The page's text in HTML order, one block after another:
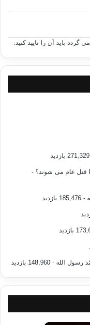
باید آن را تایید کنید.
قتل عام می شوند؟ -
- 185,476 بازدید
رسول الله - 148,960 بازدید